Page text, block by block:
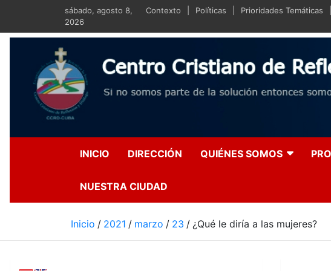
contenido
sábado, agosto 8,
2026
Contexto Políticas Prioridades Temáticas
Centro Cristiano
Si no somos parte de la solución
INICIO DIRECCIÓN QUIÉNES SOMOS
NUESTRA CIUDAD
Inicio 2021 marzo 23 ¿Qué le diría a las mujeres?